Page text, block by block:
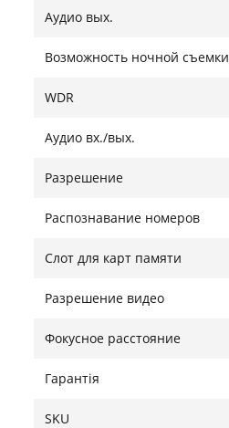
Аудио вых.
Возможность ночной съемки
WDR
Аудио вх./вых.
Разрешение
Распознавание номеров
Слот для карт памяти
Разрешение видео
Фокусное расстояние
Гарантія
SKU